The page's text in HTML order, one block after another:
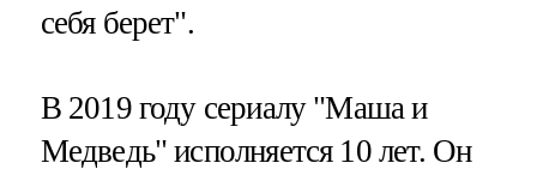
себя берет".
В 2019 году сериалу "Маша и
Медведь" исполняется 10 лет. Он